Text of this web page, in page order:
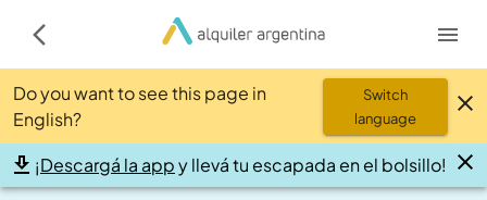
Do you want to see this page in
English?
Switch
language
¡Descargá la appy llevá tu escapada en el bolsillo!